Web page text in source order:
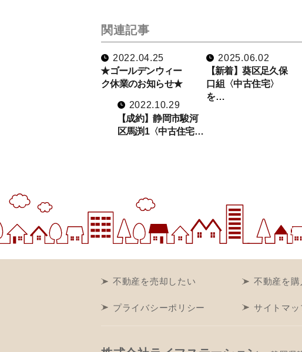
関連記事
2022.04.25
★ゴールデンウィー
ク休業のお知らせ★
2025.06.02
【新着】葵区足久保
口組〈中古住宅〉
を…
2022.10.29
【成約】静岡市駿河
区馬渕1〈中古住宅…
不動産を売却したい 不動産を購
プライバシーポリシー サイトマッ